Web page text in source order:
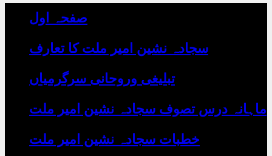
چاہ
صفحہ اول
سجادہ نشین امیر ملت کا تعارف
تبلیغی وروحانی سرگرمیاں
ماہانہ درس تصوف سجادہ نشین امیر ملت
خطبات سجادہ نشین امیر ملت